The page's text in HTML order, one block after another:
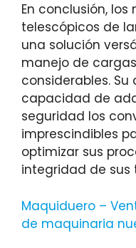
En conclusión,
telescópicos de
una solución
manejo de
considerables.
capacidad de
seguridad los
imprescindibles
optimizar sus
integridad de sus
Maquiduero –
de maquinaria